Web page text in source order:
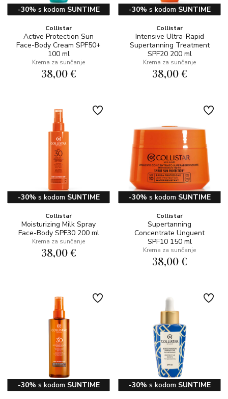
-30% s kodom SUNTIME
Collistar
Active Protection Sun
Face-Body Cream SPF50+
100 ml
Krema za sunčanje
38,00 €
-30% s kodom SUNTIME
Collistar
Intensive Ultra-Rapid
Supertanning Treatment
SPF20 200 ml
Krema za sunčanje
38,00 €
-30% s kodom SUNTIME
Collistar
Moisturizing Milk Spray
Face-Body SPF30 200 ml
Krema za sunčanje
38,00 €
-30% s kodom SUNTIME
Collistar
Supertanning
Concentrate Unguent
SPF10 150 ml
Krema za sunčanje
38,00 €
-30% s kodom SUNTIME -30% s kodom SUNTIME